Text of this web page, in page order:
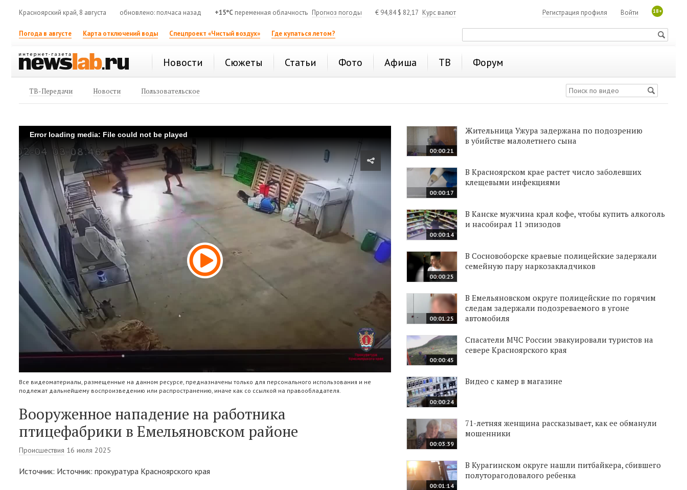
Красноярский край, 8 августа обновлено: полчаса назад +15°C переменная облачность Прогноз погоды € 94,84$ 82,17 Курс валют 18+
Войти
Регистрация профиля
Погода в августе Карта отключений воды Спецпроект «Чистый воздух» Где купаться летом?
Новости Сюжеты Статьи Фото Афиша ТВ Форум
ТВ-Передачи Новости Пользовательское
Error loading media: File could not be played
Все видеоматериалы, размещенные на данном ресурсе, предназначены только для персонального использования и не
подлежат дальнейшему воспроизведению или распространению, иначе как со ссылкой на правообладателя.
Вооруженное нападение на работника
птицефабрики в Емельяновском районе
Происшествия 16 июля 2025
Источник: Источник: прокуратура Красноярского края
00:00:21
Жительница Ужура задержана по подозрению
в убийстве малолетнего сына
00:00:17
В Красноярском крае растет число заболевших
клещевыми инфекциями
00:00:14
В Канске мужчина крал кофе, чтобы купить алкоголь
и насобирал 11 эпизодов
00:00:25
В Сосновоборске краевые полицейские задержали
семейную пару наркозакладчиков
00:01:25
В Емельяновском округе полицейские по горячим
следам задержали подозреваемого в угоне
автомобиля
00:00:45
Спасатели МЧС России эвакуировали туристов на
севере Красноярского края
00:00:24
Видео с камер в магазине
00:03:39
71-летняя женщина рассказывает, как ее обманули
мошенники
00:01:14
В Курагинском округе нашли питбайкера, сбившего
полуторагодовалого ребенка